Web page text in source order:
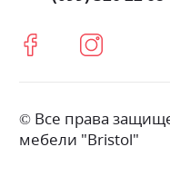
© Все права
мебели "Bristol"